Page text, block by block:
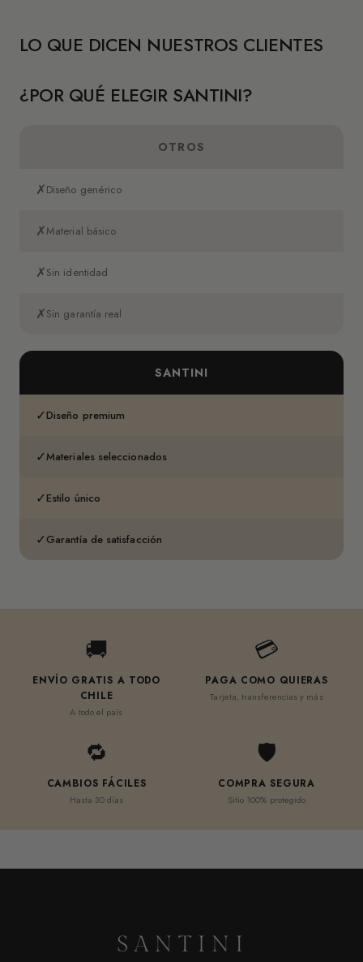
LO QUE DICEN NUESTROS CLIENTES
¿POR QUÉ ELEGIR SANTINI?
OTROS
✗Diseño genérico
✗Material básico
✗Sin identidad
✗Sin garantía real
SANTINI
✓Diseño premium
✓Materiales seleccionados
✓Estilo único
✓Garantía de satisfacción
🚚
ENVÍO GRATIS A TODO
CHILE
A todo el país
💳
PAGA COMO QUIERAS
Tarjeta, transferencias y más
🔁
CAMBIOS FÁCILES
Hasta 30 días
🛡
COMPRA SEGURA
Sitio 100% protegido